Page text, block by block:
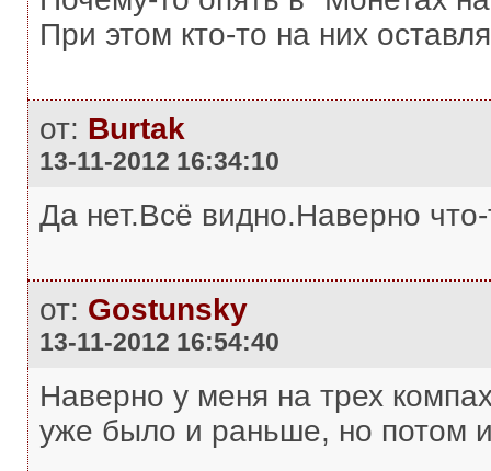
При этом кто-то на них
от: Burtak
13-11-2012 16:34:10
Да нет.Всё видно.Наверно
от: Gostunsky
13-11-2012 16:54:40
Наверно у меня на трех
уже было и раньше, но потом